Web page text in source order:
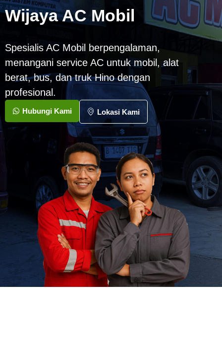
Wijaya AC Mobil
Spesialis AC Mobil berpengalaman,
menangani service AC untuk mobil, alat
berat, bus, dan truk Hino dengan
profesional.
Hubungi Kami Lokasi Kami